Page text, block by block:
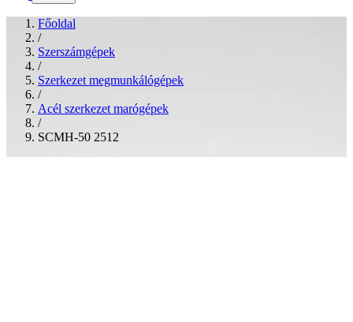
Főoldal
/
Szerszámgépek
/
Szerkezet megmunkálógépek
/
Acél szerkezet marógépek
/
SCMH-50 2512